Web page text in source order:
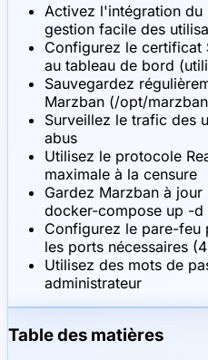
Activez l'intégration du
gestion facile des
Configurez le certificat
au tableau de bord
Sauvegardez
Marzban (/opt/
Surveillez le trafic des
abus
Utilisez le protocole
maximale à la censure
Gardez Marzban à
docker-compose up -d
Configurez le pare-feu
les ports nécessaires
Utilisez des mots de
administrateur
Table des matières